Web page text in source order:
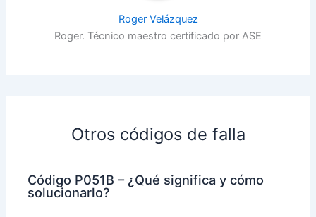
Roger Velázquez
Roger. Técnico maestro certificado por ASE
Otros códigos de falla
Código P051B – ¿Qué significa y cómo
solucionarlo?